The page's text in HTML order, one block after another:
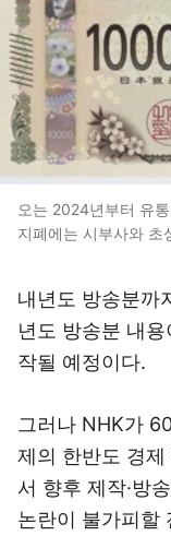
오는 2024년부터 유
지폐에는 시부사와 초
내년도 방송분까
년도 방송분 내
작될 예정이다.
그러나 NHK가
제의 한반도 경
서 향후 제작·방
논란이 불가피할